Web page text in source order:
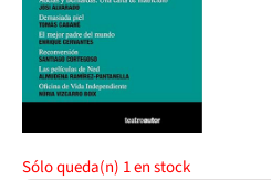
Sólo queda(n) 1en stock